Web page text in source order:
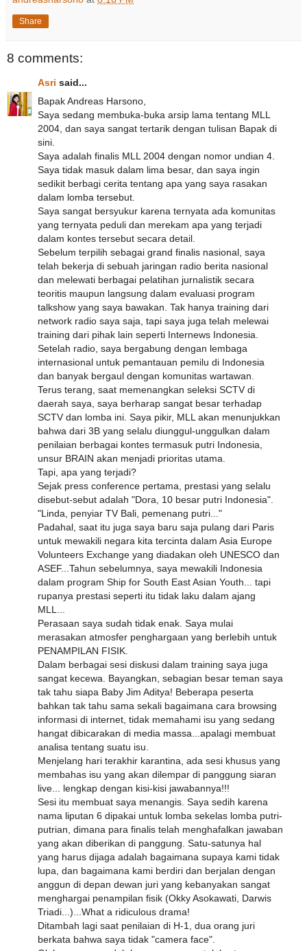
Share
8 comments:
Asri said...
Bapak Andreas Harsono,
Saya sedang membuka-buka arsip lama tentang MLL
2004, dan saya sangat tertarik dengan tulisan Bapak di
sini.
Saya adalah finalis MLL 2004 dengan nomor undian 4.
Saya tidak masuk dalam lima besar, dan saya ingin
sedikit berbagi cerita tentang apa yang saya rasakan
dalam lomba tersebut.
Saya sangat bersyukur karena ternyata ada komunitas
yang ternyata peduli dan merekam apa yang terjadi
dalam kontes tersebut secara detail.
Sebelum terpilih sebagai grand finalis nasional, saya
telah bekerja di sebuah jaringan radio berita nasional
dan melewati berbagai pelatihan jurnalistik secara
teoritis maupun langsung dalam evaluasi program
talkshow yang saya bawakan. Tak hanya training dari
network radio saya saja, tapi saya juga telah melewai
training dari pihak lain seperti Internews Indonesia.
Setelah radio, saya bergabung dengan lembaga
internasional untuk pemantauan pemilu di Indonesia
dan banyak bergaul dengan komunitas wartawan.
Terus terang, saat memenangkan seleksi SCTV di
daerah saya, saya berharap sangat besar terhadap
SCTV dan lomba ini. Saya pikir, MLL akan menunjukkan
bahwa dari 3B yang selalu diunggul-unggulkan dalam
penilaian berbagai kontes termasuk putri Indonesia,
unsur BRAIN akan menjadi prioritas utama.
Tapi, apa yang terjadi?
Sejak press conference pertama, prestasi yang selalu
disebut-sebut adalah "Dora, 10 besar putri Indonesia".
"Linda, penyiar TV Bali, pemenang putri..."
Padahal, saat itu juga saya baru saja pulang dari Paris
untuk mewakili negara kita tercinta dalam Asia Europe
Volunteers Exchange yang diadakan oleh UNESCO dan
ASEF...Tahun sebelumnya, saya mewakili Indonesia
dalam program Ship for South East Asian Youth... tapi
rupanya prestasi seperti itu tidak laku dalam ajang
MLL...
Perasaan saya sudah tidak enak. Saya mulai
merasakan atmosfer penghargaan yang berlebih untuk
PENAMPILAN FISIK.
Dalam berbagai sesi diskusi dalam training saya juga
sangat kecewa. Bayangkan, sebagian besar teman saya
tak tahu siapa Baby Jim Aditya! Beberapa peserta
bahkan tak tahu sama sekali bagaimana cara browsing
informasi di internet, tidak memahami isu yang sedang
hangat dibicarakan di media massa...apalagi membuat
analisa tentang suatu isu.
Menjelang hari terakhir karantina, ada sesi khusus yang
membahas isu yang akan dilempar di panggung siaran
live... lengkap dengan kisi-kisi jawabannya!!!
Sesi itu membuat saya menangis. Saya sedih karena
nama liputan 6 dipakai untuk lomba sekelas lomba putri-
putrian, dimana para finalis telah menghafalkan jawaban
yang akan diberikan di panggung. Satu-satunya hal
yang harus dijaga adalah bagaimana supaya kami tidak
lupa, dan bagaimana kami berdiri dan berjalan dengan
anggun di depan dewan juri yang kebanyakan sangat
menghargai penampilan fisik (Okky Asokawati, Darwis
Triadi...)...What a ridiculous drama!
Ditambah lagi saat penilaian di H-1, dua orang juri
berkata bahwa saya tidak "camera face".